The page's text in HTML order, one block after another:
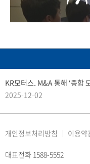
KR모터스, M&A 통해 ‘종합
2025-12-02
개인정보처리방침 이용약
대표전화 1588-5552